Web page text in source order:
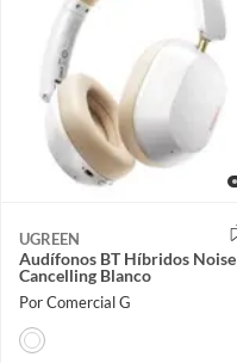
UGREEN
Audífonos BT Híbridos Noise
Cancelling Blanco
Por Comercial G